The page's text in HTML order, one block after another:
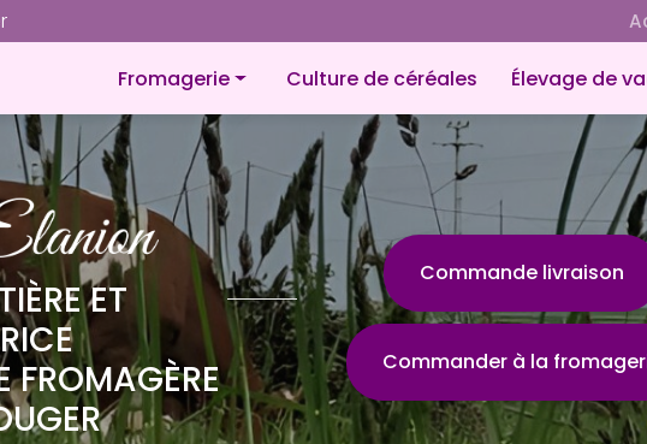
Fromagerie
À propos
Fromages
Petites gourmandises
Plateaux de fromages
Produit laitier
Culture de céréales Élevage de
ET
FROMAGÈRE
Commande livraison
Commander à la